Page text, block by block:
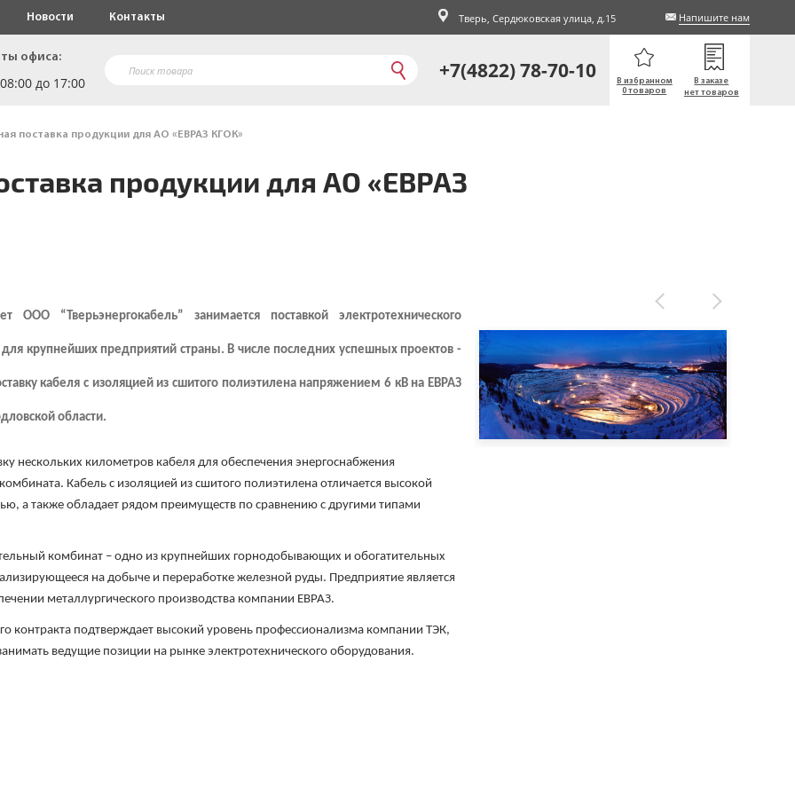
Новости Контакты Тверь, Сердюковская улица, д.15 Напишите нам
офиса:
до 17:00 +7(4822) 78-70-10
В избранном
0 товаров
В заказе
нет товаров
поставка продукции для АО «ЕВРАЗ КГОК»
продукции для АО «ЕВРАЗ
“Тверьэнергокабель” занимается поставкой электротехнического
крупнейших предприятий страны. В числе последних успешных проектов -
кабеля с изоляцией из сшитого полиэтилена напряжением 6 кВ на ЕВРАЗ
области.
нескольких километров кабеля для обеспечения энергоснабжения
Кабель с изоляцией из сшитого полиэтилена отличается высокой
а также обладает рядом преимуществ по сравнению с другими типами
комбинат – одно из крупнейших горнодобывающих и обогатительных
на добыче и переработке железной руды. Предприятие является
металлургического производства компании ЕВРАЗ.
контракта подтверждает высокий уровень профессионализма компании ТЭК,
ведущие позиции на рынке электротехнического оборудования.